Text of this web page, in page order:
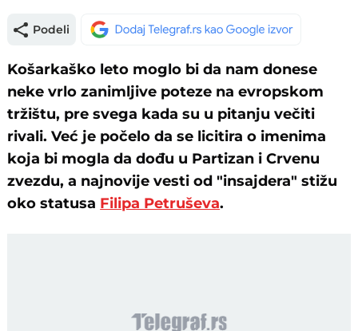
Podeli
Košarkaško leto moglo bi da nam donese
neke vrlo zanimljive poteze na evropskom
tržištu, pre svega kada su u pitanju večiti
rivali. Već je počelo da se licitira o imenima
koja bi mogla da dođu u Partizan i Crvenu
zvezdu, a najnovije vesti od "insajdera" stižu
oko statusa Filipa Petruševa.